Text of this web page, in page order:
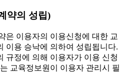
약의 성립)
은 이용자의 이용신청에 대한 교
이용 승낙에 의하여 성립됩니다.
규정에 의해 이용자가 이용 신청
교육정보원이 이용자 관리시 필